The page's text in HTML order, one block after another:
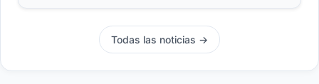
Todas las noticias →